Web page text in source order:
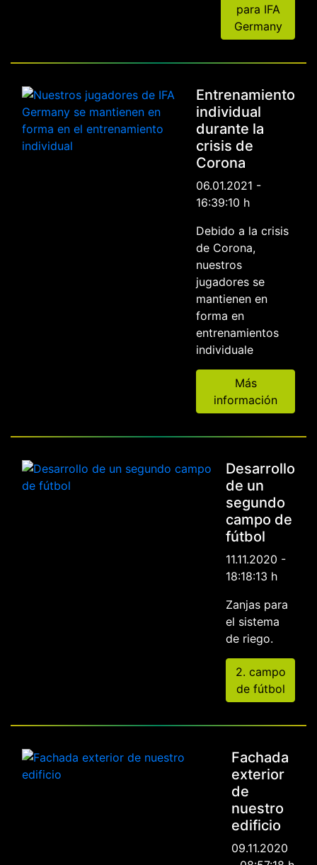
para IFA
Germany
Entrenamiento
individual
durante la
crisis de
Corona
06.01.2021 -
16:39:10 h
Debido a la crisis
de Corona,
nuestros
jugadores se
mantienen en
forma en
entrenamientos
individuale
Más
información
Desarrollo
de un
segundo
campo de
fútbol
11.11.2020 -
18:18:13 h
Zanjas para
el sistema
de riego.
2. campo
de fútbol
Fachada
exterior
de
nuestro
edificio
09.11.2020